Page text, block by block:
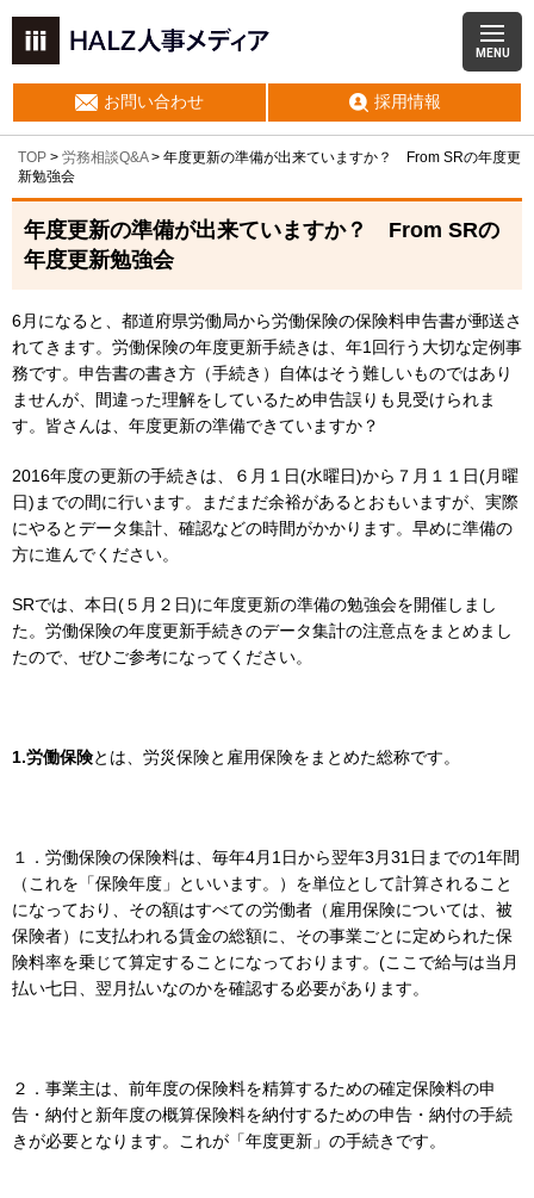
MENU
お問い合わせ 採用情報
TOP > 労務相談Q&A> 年度更新の準備が出来ていますか？ From SRの年度更
新勉強会
年度更新の準備が出来ていますか？ From SRの
年度更新勉強会
6月になると、都道府県労働局から労働保険の保険料申告書が郵送さ
れてきます。労働保険の年度更新手続きは、年1回行う大切な定例事
務です。申告書の書き方（手続き）自体はそう難しいものではあり
ませんが、間違った理解をしているため申告誤りも見受けられま
す。皆さんは、年度更新の準備できていますか？
2016年度の更新の手続きは、６月１日(水曜日)から７月１１日(月曜
日)までの間に行います。まだまだ余裕があるとおもいますが、実際
にやるとデータ集計、確認などの時間がかかります。早めに準備の
方に進んでください。
SRでは、本日(５月２日)に年度更新の準備の勉強会を開催しまし
た。労働保険の年度更新手続きのデータ集計の注意点をまとめまし
たので、ぜひご参考になってください。
1.労働保険とは、労災保険と雇用保険をまとめた総称です。
１．労働保険の保険料は、毎年4月1日から翌年3月31日までの1年間
（これを「保険年度」といいます。）を単位として計算されること
になっており、その額はすべての労働者（雇用保険については、被
保険者）に支払われる賃金の総額に、その事業ごとに定められた保
険料率を乗じて算定することになっております。(ここで給与は当月
払い七日、翌月払いなのかを確認する必要があります。
２．事業主は、前年度の保険料を精算するための確定保険料の申
告・納付と新年度の概算保険料を納付するための申告・納付の手続
きが必要となります。これが「年度更新」の手続きです。